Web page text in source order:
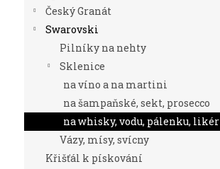
Český Granát
Swarovski
Pilníky na nehty
Sklenice
na víno a na martini
na šampaňské, sekt, prosecco
na whisky, vodu, pálenku, likér
Vázy, mísy, svícny
Křišťál k pískování